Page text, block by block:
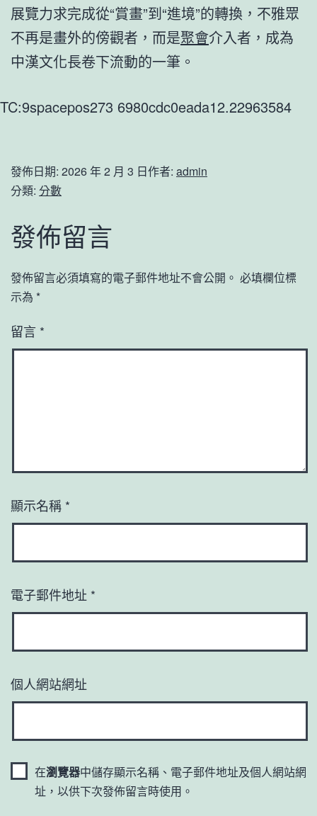
展覽力求完成從“賞畫”到“進境”的轉換，不雅眾
不再是畫外的傍觀者，而是聚會介入者，成為
中漢文化長卷下流動的一筆。
TC:9spacepos273 6980cdc0eada12.22963584
發佈日期: 2026 年 2 月 3 日作者: admin
分類: 分數
發佈留言
發佈留言必須填寫的電子郵件地址不會公開。 必填欄位標
示為 *
留言 *
顯示名稱 *
電子郵件地址 *
個人網站網址
在瀏覽器中儲存顯示名稱、電子郵件地址及個人網站網
址，以供下次發佈留言時使用。